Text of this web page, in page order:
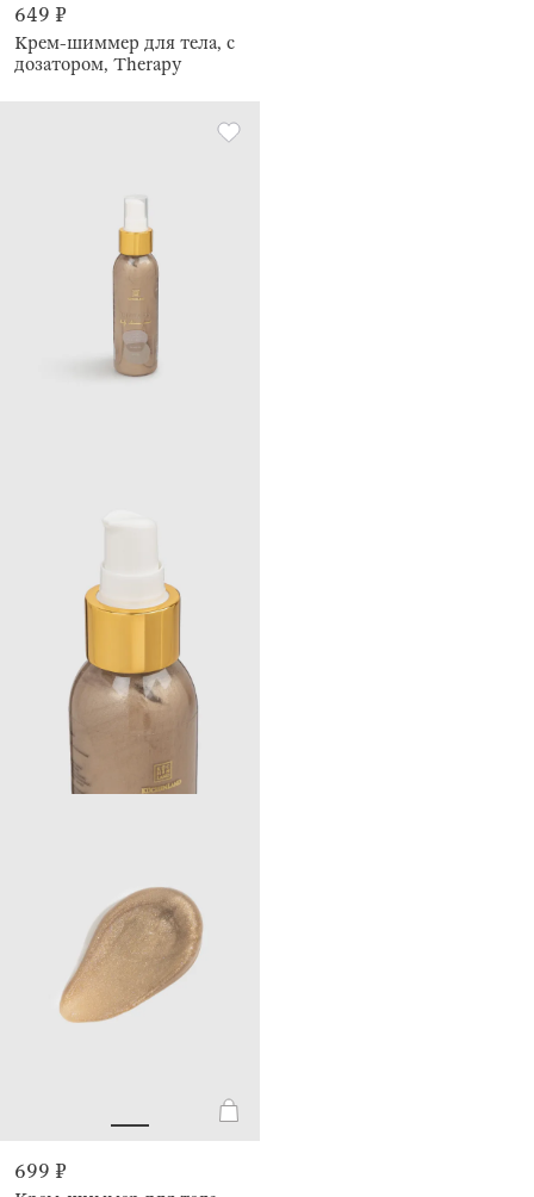
649 ₽
Крем-шиммер для тела, с
дозатором, Therapy
699 ₽